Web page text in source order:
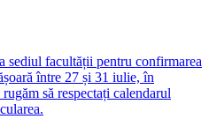
sediul facultății pentru confirmarea
între 27 și 31 iulie, în
să respectați calendarul